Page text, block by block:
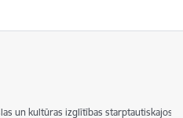
un kultūras izglītības starptautiskajos